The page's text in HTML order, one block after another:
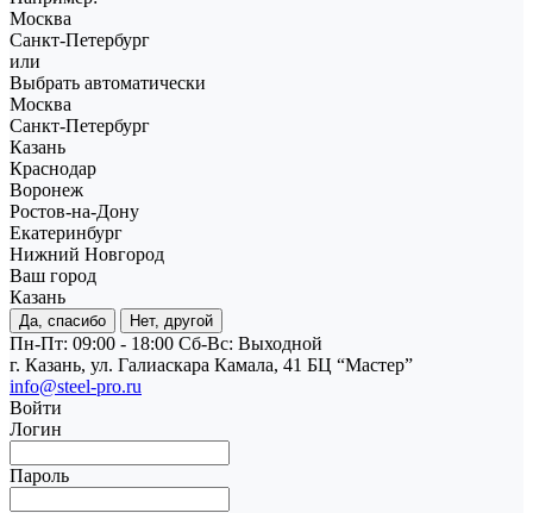
Москва
Санкт-Петербург
или
Выбрать автоматически
Москва
Санкт-Петербург
Казань
Краснодар
Воронеж
Ростов-на-Дону
Екатеринбург
Нижний Новгород
Ваш город
Казань
Да, спасибо Нет, другой
Пн-Пт: 09:00 - 18:00 Cб-Вс: Выходной
г. Казань, ул. Галиаскара Камала, 41 БЦ “Мастер”
info@steel-pro.ru
Войти
Логин
Пароль